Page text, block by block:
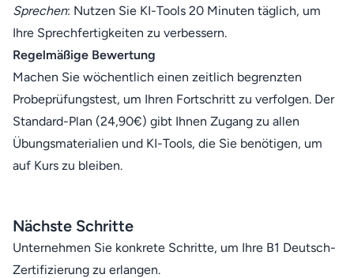
Sprechen: Nutzen Sie KI-Tools 20 Minuten täglich, um
Ihre Sprechfertigkeiten zu verbessern.
Regelmäßige Bewertung
Machen Sie wöchentlich einen zeitlich begrenzten
Probeprüfungstest, um Ihren Fortschritt zu verfolgen. Der
Standard-Plan (24,90€) gibt Ihnen Zugang zu allen
Übungsmaterialien und KI-Tools, die Sie benötigen, um
auf Kurs zu bleiben.
Nächste Schritte
Unternehmen Sie konkrete Schritte, um Ihre B1 Deutsch-
Zertifizierung zu erlangen.